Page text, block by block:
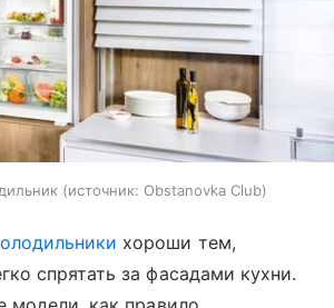
источник: Obstanovka Club
хороши тем,
спрятать за фасадами кухни.